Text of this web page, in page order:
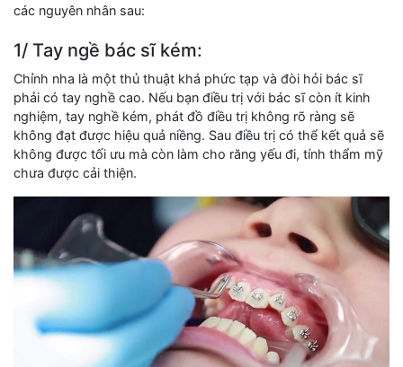
các nguyên nhân sau:
1/ Tay ngề bác sĩ kém:
Chỉnh nha là một thủ thuật khá phức tạp và đòi hỏi bác sĩ
phải có tay nghề cao. Nếu bạn điều trị với bác sĩ còn ít kinh
nghiệm, tay nghề kém, phát đồ điều trị không rõ ràng sẽ
không đạt được hiệu quả niềng. Sau điều trị có thể kết quả sẽ
không được tối ưu mà còn làm cho răng yếu đi, tính thẩm mỹ
chưa được cải thiện.